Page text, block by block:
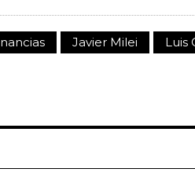
Javier Milei
Luis